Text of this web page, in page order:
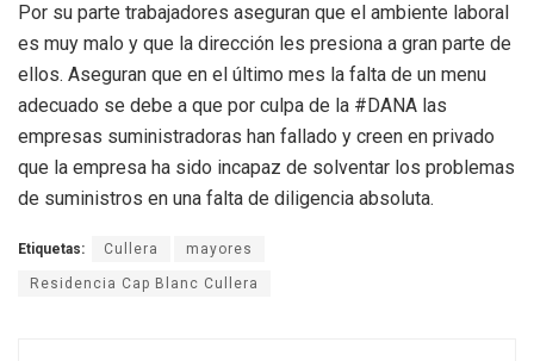
Por su parte trabajadores aseguran que el ambiente laboral
es muy malo y que la dirección les presiona a gran parte de
ellos. Aseguran que en el último mes la falta de un menu
adecuado se debe a que por culpa de la #DANA las
empresas suministradoras han fallado y creen en privado
que la empresa ha sido incapaz de solventar los problemas
de suministros en una falta de diligencia absoluta.
Etiquetas: Cullera mayores
Residencia Cap Blanc Cullera